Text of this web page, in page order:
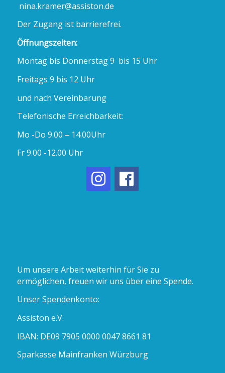
nina.kramer@assiston.de
Der Zugang ist barrierefrei.
Öffnungszeiten:
Montag bis Donnerstag 9 bis 15 Uhr
Freitags 9 bis 12 Uhr
und nach Vereinbarung
Telefonische Erreichbarkeit:
Mo -Do 9.00 – 14.00Uhr
Fr 9.00 -12.00 Uhr
Um unsere Arbeit weiterhin für Sie zu
ermöglichen, freuen wir uns über eine Spende.
Unser Spendenkonto:
Assiston e.V.
IBAN: DE09 7905 0000 0047 8661 81
Sparkasse Mainfranken Würzburg